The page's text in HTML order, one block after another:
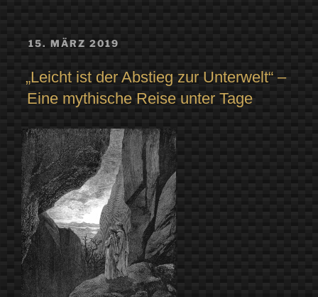
VERÖFFENTLICHT
15. MÄRZ 2019
„Leicht ist der Abstieg zur Unterwelt“ –
Eine mythische Reise unter Tage